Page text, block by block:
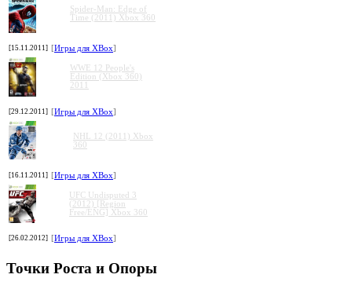
Spider-Man: Edge of
Time (2011) Xbox 360
[15.11.2011] [Игры для XBox]
WWE 12 People's
Edition (Xbox 360)
2011
[29.12.2011] [Игры для XBox]
NHL 12 (2011) Xbox
360
[16.11.2011] [Игры для XBox]
UFC Undisputed 3
(2012) [Region
Free/ENG] Xbox 360
[26.02.2012] [Игры для XBox]
Точки Роста и Опоры